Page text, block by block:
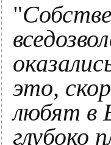
"
это,
любят в
глубоко